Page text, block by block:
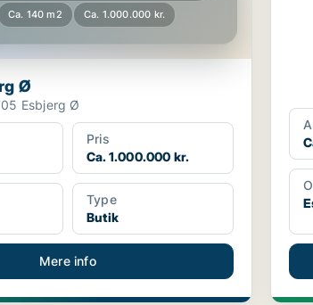
Ca. 140 m2 Ca. 1.000.000 kr.
Ø
Esbjerg Ø
Pris
Ca. 1.000.000 kr.
Type
Butik
Mere info